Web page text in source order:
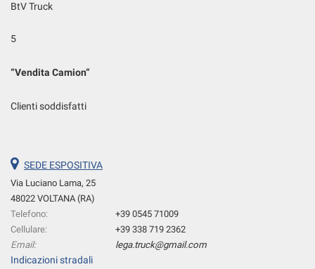
BtV Truck
5
“Vendita Camion“
Clienti soddisfatti
SEDE ESPOSITIVA
Via Luciano Lama, 25
48022 VOLTANA (RA)
Telefono:
+39 0545 71009
Cellulare:
+39 338 719 2362
Email:
lega.truck@gmail.com
Indicazioni stradali